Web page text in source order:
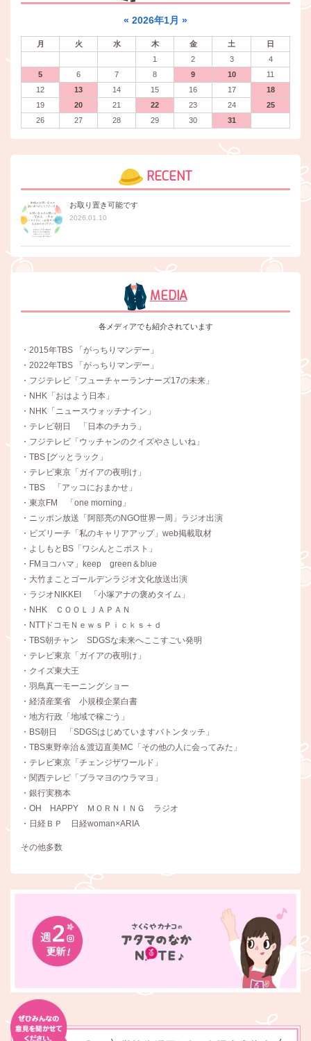
« 2026年1月 »
月 火 水 木 金 土
日
1
2 3
4
5
6 7 8 9 10
11
12
13 14 15 16 17
18
19
20 21 22 23 24
25
26
27 28 29 30 31
RECENT
お取り置き可能です
2026.01.10
MEDIA
各メディアでも紹介されています
・2015年TBS 「がっちりマンデー」
・2022年TBS 「がっちりマンデー」
・フジテレビ「フューチャーランナーズ17の未来」
・NHK「おはよう日本」
・NHK「ニュースウォッチナイン」
・テレビ朝日 「日本のチカラ」
・フジテレビ「ウッチャンのクイズやさしいね」
・TBS [グッとラック」
・テレビ東京「ガイアの夜明け」
・TBS 「アッコにおまかせ」
・東京FM 「one morning」
・ニッポン放送「阿部亮のNGO世界一周」ラジオ出演
・ビズリーチ「私のキャリアアップ」web掲載取材
・よしもとBS「ワシんとこポスト」
・FMヨコハマ」keep green＆blue
・大竹まことゴールデンラジオ文化放送出演
・ラジオNIKKEI 「小塚アナの褒めタイム」
・NHK ＣＯＯＬＪＡＰＡＮ
・NTTドコモＮｅｗｓＰｉｃｋｓ＋ｄ
・TBS朝チャン SDGSな未来へここすごい発明
・テレビ東京「ガイアの夜明け」
・クイズ東大王
・羽鳥真一モーニングショー
・経済産業省 小規模企業白書
・地方行政「地域で稼ごう」
・BS朝日 「SDGSはじめていますバトンタッチ」
・TBS東野幸治＆渡辺直美MC「その他の人に会ってみた」
・テレビ東京「チェンジザワールド」
・関西テレビ「ブラマヨのウラマヨ」
・銀行実務本
・OH HAPPY ＭＯＲＮＩＮＧ ラジオ
・日経ＢＰ 日経woman×ARIA
その他多数